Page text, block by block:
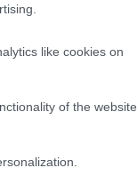
like cookies on
of the website
de vainilla,
leudante
ml de
y amasa
y
por